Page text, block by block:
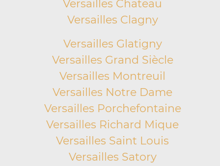
Versailles Chateau
Versailles Clagny
Versailles Glatigny
Versailles Grand Siècle
Versailles Montreuil
Versailles Notre Dame
Versailles Porchefontaine
Versailles Richard Mique
Versailles Saint Louis
Versailles Satory